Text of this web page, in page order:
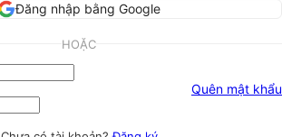
Đăng nhập bằng Google
HOẶC
Quên mật khẩu